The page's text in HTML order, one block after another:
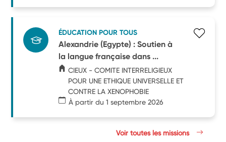
ÉDUCATION POUR TOUS
Alexandrie (Egypte) : Soutien à
la langue française dans ...
CIEUX - COMITE INTERRELIGIEUX
POUR UNE ETHIQUE UNIVERSELLE ET
CONTRE LA XENOPHOBIE
À partir du 1 septembre 2026
Voir toutes les missions